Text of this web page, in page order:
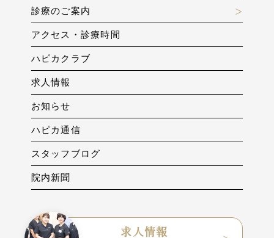
診療のご案内
アクセス・診療時間
ハピカクラブ
求人情報
お知らせ
ハピカ通信
スタッフブログ
院内新聞
求人情報